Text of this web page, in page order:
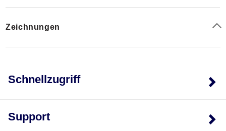
Zeichnungen
Schnellzugriff
Support